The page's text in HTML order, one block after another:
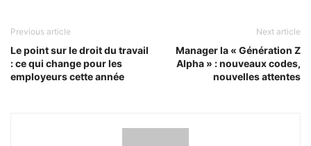
Previous article
Le point sur le droit du travail
: ce qui change pour les
employeurs cette année
Next article
Manager la « Génération Z
Alpha » : nouveaux codes,
nouvelles attentes